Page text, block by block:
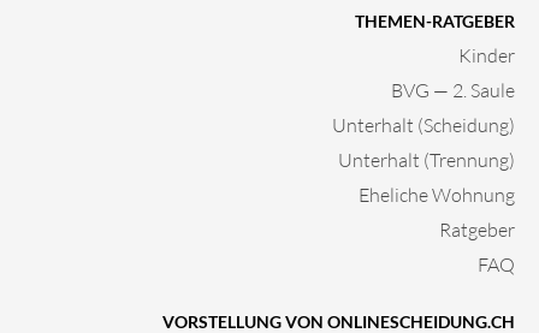
THEMEN-RATGEBER
Kinder
BVG — 2. Saule
Unterhalt (Scheidung)
Unterhalt (Trennung)
Eheliche Wohnung
Ratgeber
FAQ
VORSTELLUNG VON ONLINESCHEIDUNG.CH